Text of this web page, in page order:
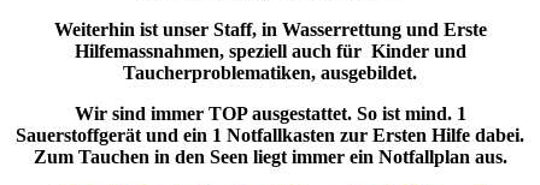
Weiterhin ist unser Staff, in Wasserrettung und Erste
Hilfemassnahmen, speziell auch für Kinder und
Taucherproblematiken, ausgebildet.
Wir sind immer TOP ausgestattet. So ist mind. 1
Sauerstoffgerät und ein 1 Notfallkasten zur Ersten Hilfe dabei.
Zum Tauchen in den Seen liegt immer ein Notfallplan aus.